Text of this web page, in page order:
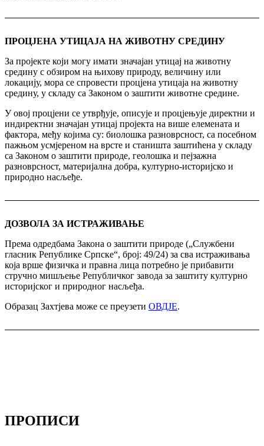
ПРОЦЈЕНА УТИЦАЈА НА ЖИВОТНУ СРЕДИНУ
За пројекте који могу имати значајан утицај на животну
средину с обзиром на њихову природу, величину или
локацију, мора се спровести процјена утицаја на животну
средину, у складу са Законом о заштити животне средине.
У овој процјени се утврђује, описује и процјењује директни и
индиректни значајан утицај пројекта на више елемената и
фактора, међу којима су: биолошка разноврсност, са посебном
пажњом усмјереном на врсте и станишта заштићена у складу
са Законом о заштити природе, геолошка и пејзажна
разноврсност, материјална добра, културно-историјско и
природно насљеђе.
ДОЗВОЛА ЗА ИСТРАЖИВАЊЕ
Према одредбама Закона о заштити природе („Службени
гласник Републике Српске“, број: 49/24) за сва истраживања
која врше физичка и правна лица потребно је прибавити
стручно мишљење Републичког завода за заштиту културно
историјског и природног насљеђа.
Образац Захтјева може се преузети ОВДЈЕ.
ПРОПИСИ